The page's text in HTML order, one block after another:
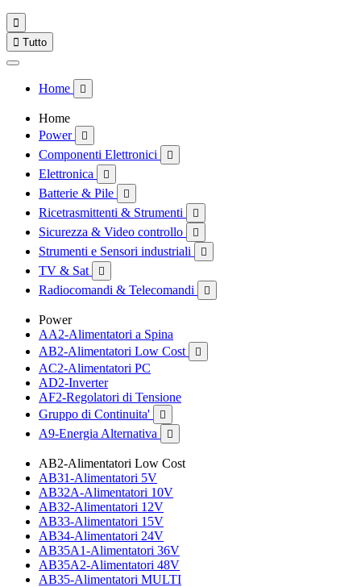

 Tutto
Home 
Home
Power

Componenti Elettronici 
Elettronica 
Batterie & Pile 
Ricetrasmittenti & Strumenti 
Sicurezza & Video controllo 
Strumenti e Sensori industriali 
TV & Sat 
Radiocomandi & Telecomandi 
Power
AA2-Alimentatori a Spina
AB2-Alimentatori Low Cost

AC2-Alimentatori PC
AD2-Inverter
AF2-Regolatori di Tensione
Gruppo di Continuita'

A9-Energia Alternativa 
AB2-Alimentatori Low Cost
AB31-Alimentatori 5V
AB32A-Alimentatori 10V
AB32-Alimentatori 12V
AB33-Alimentatori 15V
AB34-Alimentatori 24V
AB35A1-Alimentatori 36V
AB35A2-Alimentatori 48V
AB35-Alimentatori MULTI